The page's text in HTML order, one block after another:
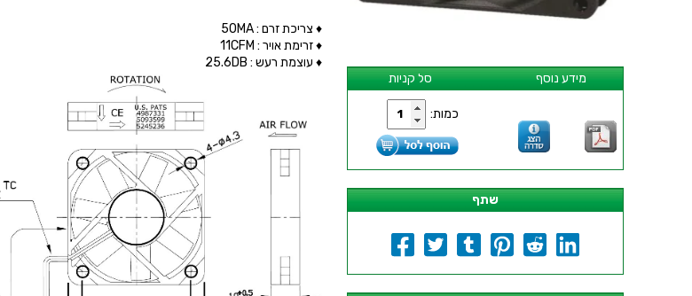
סל קניות מידע נוסף
כמות:
שתף
♦ צריכת זרם : 50MA
♦ זרימת אויר : 11CFM
♦ עוצמת רעש : 25.6DB